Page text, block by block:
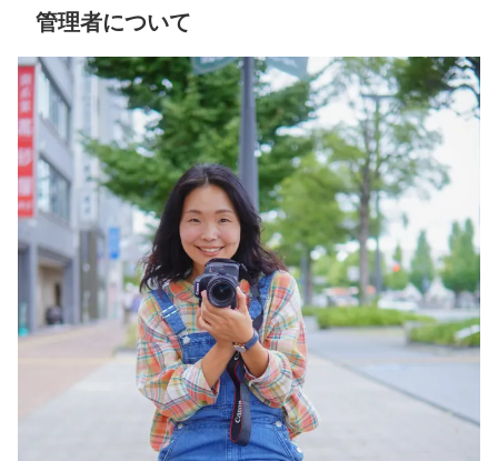
管理者について